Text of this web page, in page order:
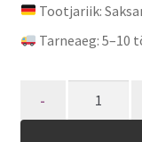
Tootjariik:
Tarneaeg: 5–10